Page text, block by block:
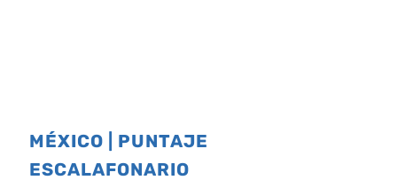
MÉXICO
PUNTAJE
ESCALAFONARIO